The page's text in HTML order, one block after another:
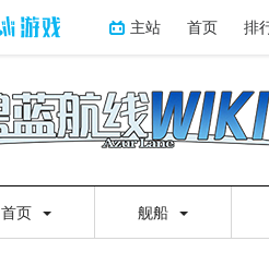
主站 首页 排
首页 舰船